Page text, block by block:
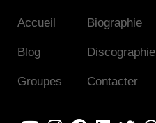
Accueil Biographie
Blog Discographie
Groupes Contacter